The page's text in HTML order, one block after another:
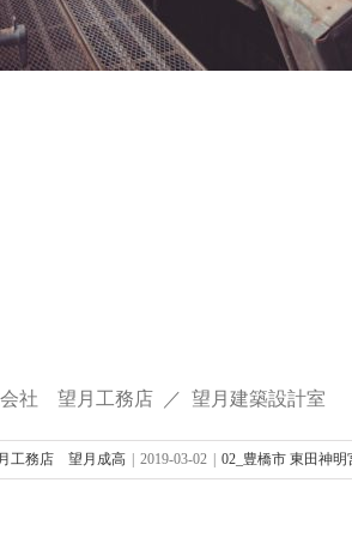
社 望月工務店 ／ 望月建築設計室
工務店 望月成高 2019-03-02 02_豊橋市 東田神明